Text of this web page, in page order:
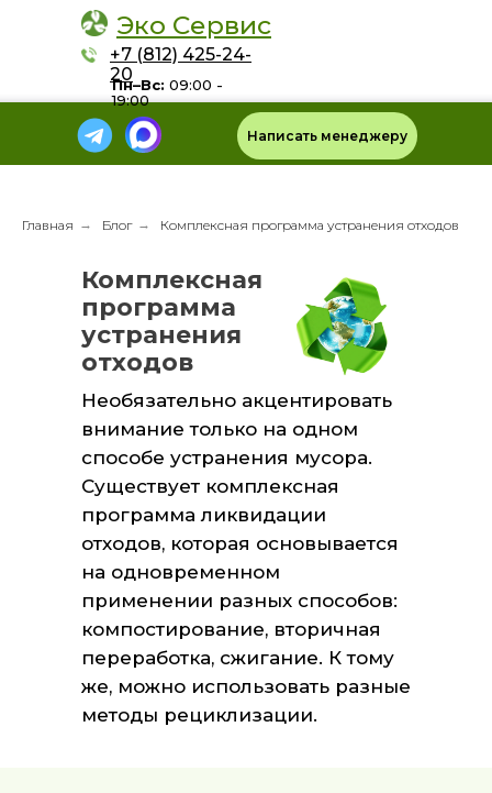
+7 (812) 425-24-
20
Пн–Вс: 09:00 -
19:00
Эко Сервис
Написать менеджеру
Главная → Блог → Комплексная программа устранения отходов
Необязательно акцентировать
внимание только на одном
способе устранения мусора.
Существует комплексная
программа ликвидации
отходов, которая основывается
на одновременном
применении разных способов:
компостирование, вторичная
переработка, сжигание. К тому
же, можно использовать разные
методы рециклизации.
Комплексная
программа
устранения
отходов​​